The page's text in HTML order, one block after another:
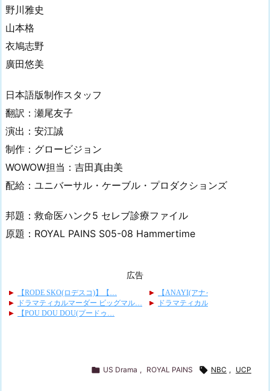
野川雅史
山本格
衣鳩志野
廣田悠美
日本語版制作スタッフ
翻訳：瀬尾友子
演出：安江誠
制作：グロービジョン
WOWOW担当：吉田真由美
配給：ユニバーサル・ケーブル・プロダクションズ
邦題：救命医ハンク5 セレブ診療ファイル
原題：ROYAL PAINS S05-08 Hammertime
広告
 US Drama , ROYAL PAINS  NBC , UCP